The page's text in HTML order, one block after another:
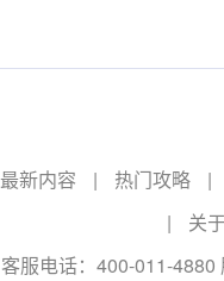
最新内容 | 热门攻略 |
|
关
客服电话：400-011-